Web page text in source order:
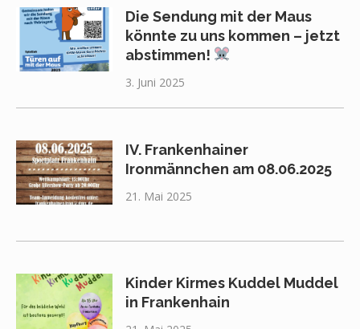
Die Sendung mit der Maus
könnte zu uns kommen – jetzt
abstimmen!
3. Juni 2025
IV. Frankenhainer
Ironmännchen am 08.06.2025
21. Mai 2025
Kinder Kirmes Kuddel Muddel
in Frankenhain